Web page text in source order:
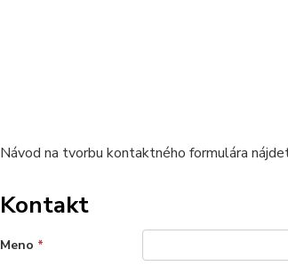
Návod na tvorbu kontaktného formulára
Kontakt
Meno *